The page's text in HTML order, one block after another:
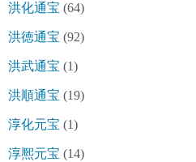
洪化通宝 (64)
洪徳通宝 (92)
洪武通宝 (1)
洪順通宝 (19)
淳化元宝 (1)
淳熈元宝 (14)